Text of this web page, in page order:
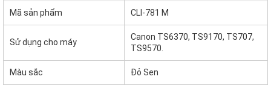
Mã sản phẩm CLI-781 M
Sử dụng cho máy
Canon TS6370, TS9170, TS707,
TS9570.
Màu sắc Đỏ Sen